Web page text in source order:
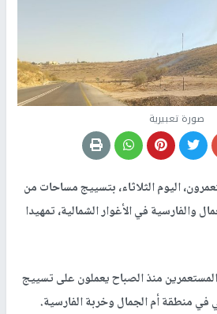
صورة تعبيرية
اليوم الثلاثاء، بتسييج مساحات من
والفارسية في الأغوار الشمالية، تمهيدا
منذ الصباح يعملون على تسييج
منطقة أم الجمال وخربة الفارسية.